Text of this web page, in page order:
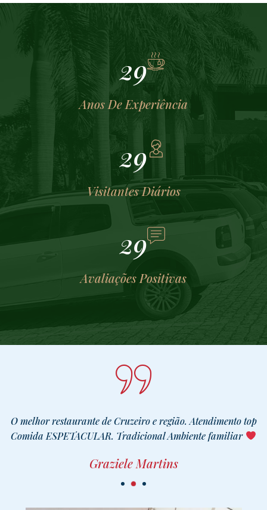
33
Anos De Experiência
36
Visitantes Diários
36
Avaliações Positivas
O melhor restaurante de Cruzeiro e região. Atendimento top
Comida ESPETACULAR. Tradicional Ambiente familiar
Graziele Martins